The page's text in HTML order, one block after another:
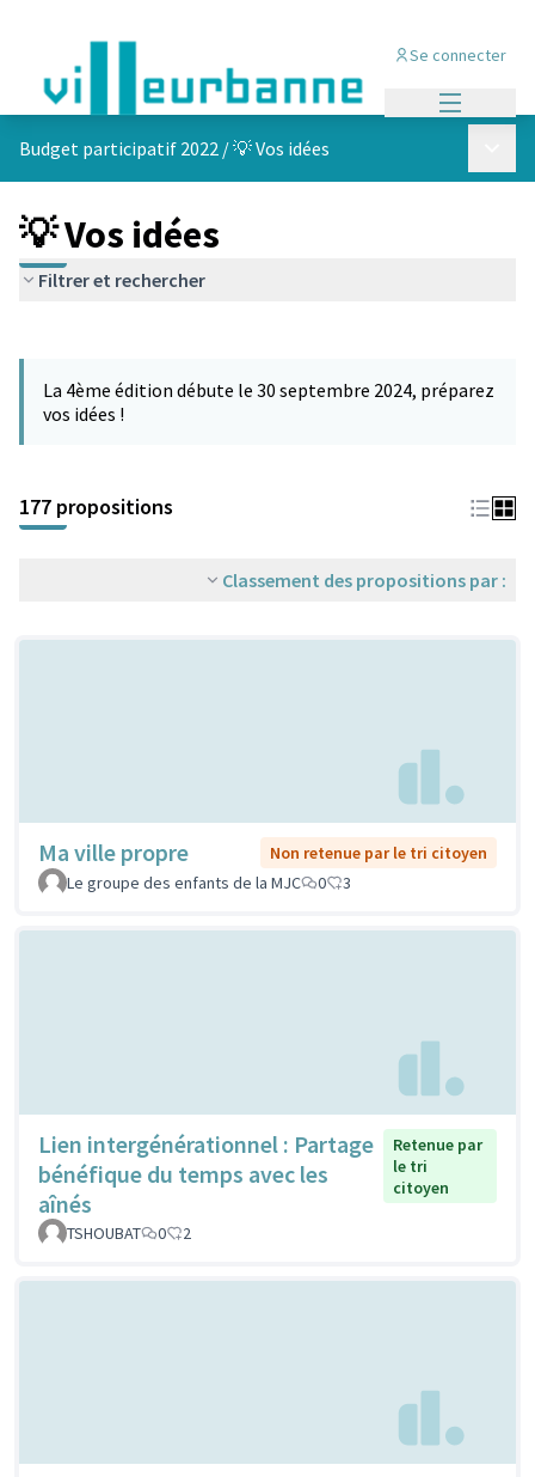
Se connecter
Budget participatif 2022 /💡 Vos idées
💡 Vos idées
Filtrer et rechercher
−
La 4ème édition débute le 30 septembre 2024, préparez
vos idées !
177 propositions
Classement des propositions par :
Ma ville propre
Non retenue par le tri citoyen
Le groupe des enfants de la MJC
0 3
Lien intergénérationnel : Partage
bénéfique du temps avec les
aînés
Retenue par
le tri
citoyen
TSHOUBAT 0 2